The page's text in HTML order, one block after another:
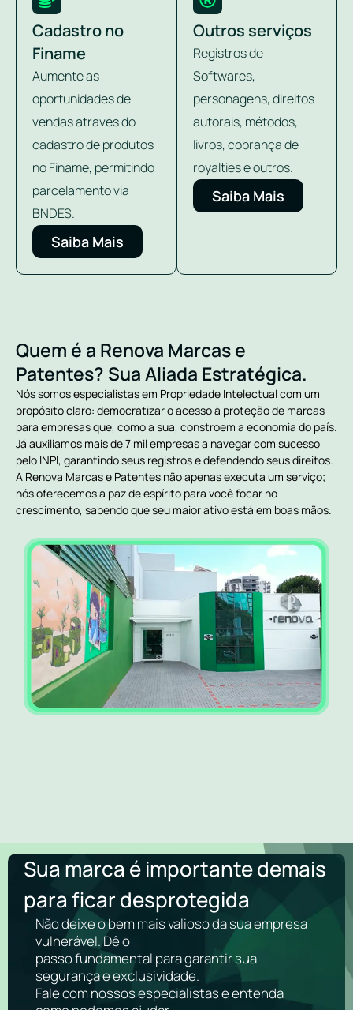
Cadastro no
Finame
Aumente as
oportunidades de
vendas através do
cadastro de produtos
no Finame, permitindo
parcelamento via
BNDES.
Saiba Mais
Outros serviços
Registros de
Softwares,
personagens, direitos
autorais, métodos,
livros, cobrança de
royalties e outros.
Saiba Mais
Quem é a Renova Marcas e
Patentes? Sua Aliada Estratégica.
Nós somos especialistas em Propriedade Intelectual com um
propósito claro: democratizar o acesso à proteção de marcas
para empresas que, como a sua, constroem a economia do país.
Já auxiliamos mais de 7 mil empresas a navegar com sucesso
pelo INPI, garantindo seus registros e defendendo seus direitos.
A Renova Marcas e Patentes não apenas executa um serviço;
nós oferecemos a paz de espírito para você focar no
crescimento, sabendo que seu maior ativo está em boas mãos.
Sua marca é importante demais
para ficar desprotegida
Não deixe o bem mais valioso da sua empresa
vulnerável. Dê o
passo fundamental para garantir sua
segurança e exclusividade.
Fale com nossos especialistas e entenda